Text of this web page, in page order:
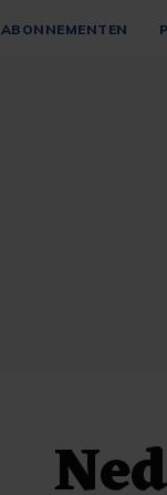
ABONNEMENTEN